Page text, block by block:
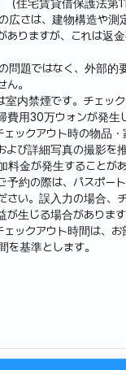
（住宅賃貸借保護法第11
広さは、建物構造や測
ありますが、これは返
問題ではなく、外部的
。
室内禁煙です。チェッ
費用30万ウォンが発生
ェックアウト時の物品
よび詳細写真の撮影を
料金が発生することがあ
予約の際は、パスポー
さい。誤入力の場合、
が生じる場合があります
ェックアウト時間は、
を基準とします。